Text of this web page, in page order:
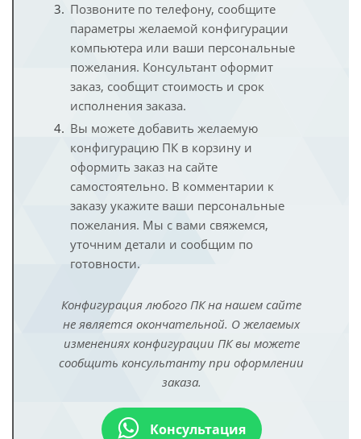
Позвоните по телефону, сообщите
параметры желаемой конфигурации
компьютера или ваши персональные
пожелания. Консультант оформит
заказ, сообщит стоимость и срок
исполнения заказа.
Вы можете добавить желаемую
конфигурацию ПК в корзину и
оформить заказ на сайте
самостоятельно. В комментарии к
заказу укажите ваши персональные
пожелания. Мы с вами свяжемся,
уточним детали и сообщим по
готовности.
Конфигурация любого ПК на нашем сайте
не является окончательной. О желаемых
изменениях конфигурации ПК вы можете
сообщить консультанту при оформлении
заказа.
Консультация